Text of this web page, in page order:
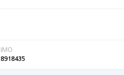
IMO
8918435